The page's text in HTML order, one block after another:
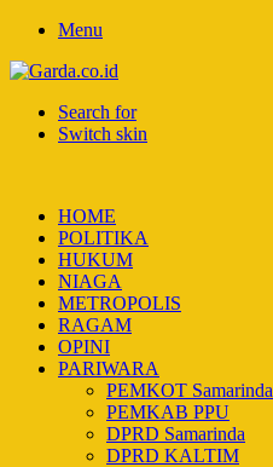
Menu
Search for
Switch skin
HOME
POLITIKA
HUKUM
NIAGA
METROPOLIS
RAGAM
OPINI
PARIWARA
PEMKOT Samarinda
PEMKAB PPU
DPRD Samarinda
DPRD KALTIM